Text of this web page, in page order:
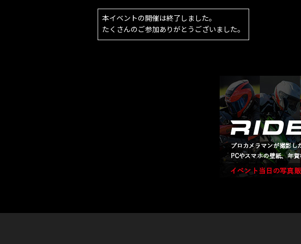
本イベントの開催は終了しました。
たくさんのご参加ありがとうございました。